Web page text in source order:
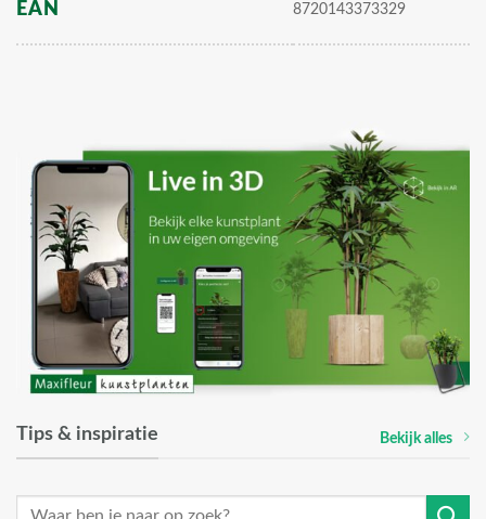
EAN 8720143373329
Tips & inspiratie Bekijk alles